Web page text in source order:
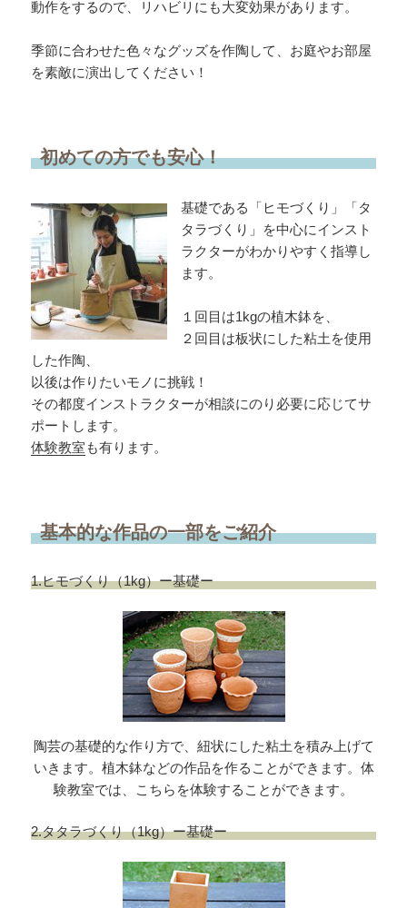
動作をするので、リハビリにも大変効果があります。
季節に合わせた色々なグッズを作陶して、お庭やお部屋
を素敵に演出してください！
初めての方でも安心！
基礎である「ヒモづくり」「タ
タラづくり」を中心にインスト
ラクターがわかりやすく指導し
ます。
１回目は1kgの植木鉢を、
２回目は板状にした粘土を使用
した作陶、
以後は作りたいモノに挑戦！
その都度インストラクターが相談にのり必要に応じてサ
ポートします。
体験教室 も有ります。
基本的な作品の一部をご紹介
1.ヒモづくり（1kg）ー基礎ー
陶芸の基礎的な作り方で、紐状にした粘土を積み上げて
いきます。植木鉢などの作品を作ることができます。体
験教室では、こちらを体験することができます。
2.タタラづくり（1kg）ー基礎ー